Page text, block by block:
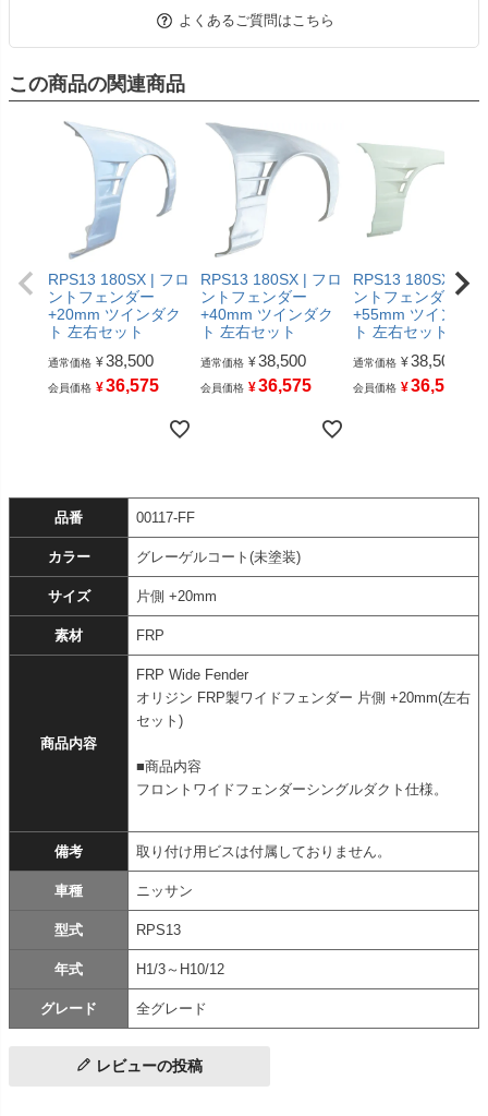
よくあるご質問はこちら
この商品の関連商品
RPS13 180SX | フロ
ントフェンダー
+20mm ツインダク
ト 左右セット
通常価格 ¥38,500
会員価格 ¥36,575
RPS13 180SX | フロ
ントフェンダー
+40mm ツインダク
ト 左右セット
通常価格 ¥38,500
会員価格 ¥36,575
RPS13 180SX | フ
ントフェンダー
+55mm ツインダク
ト 左右セット
通常価格 ¥38,500
会員価格 ¥36,575
品番 00117-FF
カラー グレーゲルコート(未塗装)
サイズ 片側 +20mm
素材 FRP
商品内容
FRP Wide Fender
オリジン FRP製ワイドフェンダー 片側 +20mm(左右
セット)
■商品内容
フロントワイドフェンダーシングルダクト仕様。
備考 取り付け用ビスは付属しておりません。
車種 ニッサン
型式 RPS13
年式 H1/3～H10/12
グレード 全グレード
レビューの投稿